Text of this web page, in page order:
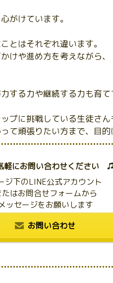
がけています。
とはそれぞれ違います。
けや進め方を考えながら
する力や継続する力も育て
プに挑戦している生徒さん
て頑張りたい方まで、目的
にお問い合わせください ♫
ジ下のLINE公式アカウント
たはお問合せフォームから
ッセージをお願いします
お問い合わせ